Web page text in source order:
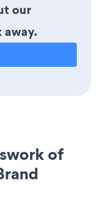
our
away.
of